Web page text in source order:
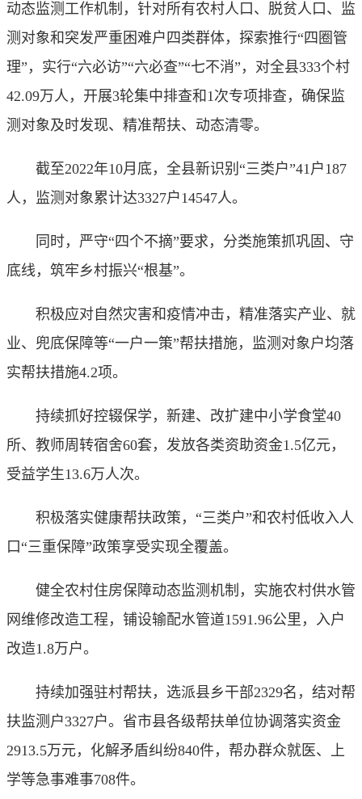
动态监测工作机制，针对所有农村人口、脱贫人口、监
测对象和突发严重困难户四类群体，探索推行“四圈管
理”，实行“六必访”“六必查”“七不消”，对全县333个村
42.09万人，开展3轮集中排查和1次专项排查，确保监
测对象及时发现、精准帮扶、动态清零。
截至2022年10月底，全县新识别“三类户”41户187
人，监测对象累计达3327户14547人。
同时，严守“四个不摘”要求，分类施策抓巩固、守
底线，筑牢乡村振兴“根基”。
积极应对自然灾害和疫情冲击，精准落实产业、就
业、兜底保障等“一户一策”帮扶措施，监测对象户均落
实帮扶措施4.2项。
持续抓好控辍保学，新建、改扩建中小学食堂40
所、教师周转宿舍60套，发放各类资助资金1.5亿元，
受益学生13.6万人次。
积极落实健康帮扶政策，“三类户”和农村低收入人
口“三重保障”政策享受实现全覆盖。
健全农村住房保障动态监测机制，实施农村供水管
网维修改造工程，铺设输配水管道1591.96公里，入户
改造1.8万户。
持续加强驻村帮扶，选派县乡干部2329名，结对帮
扶监测户3327户。省市县各级帮扶单位协调落实资金
2913.5万元，化解矛盾纠纷840件，帮办群众就医、上
学等急事难事708件。